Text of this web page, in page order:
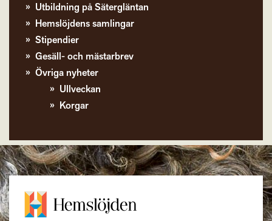
Utbildning på Sätergläntan
Hemslöjdens samlingar
Stipendier
Gesäll- och mästarbrev
Övriga nyheter
Ullveckan
Korgar